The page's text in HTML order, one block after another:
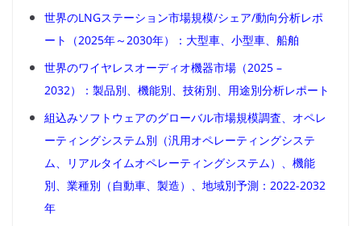
世界のLNGステーション市場規模/シェア/動向分析レポ
ート（2025年～2030年）：大型車、小型車、船舶
世界のワイヤレスオーディオ機器市場（2025 –
2032）：製品別、機能別、技術別、用途別分析レポート
組込みソフトウェアのグローバル市場規模調査、オペレ
ーティングシステム別（汎用オペレーティングシステ
ム、リアルタイムオペレーティングシステム）、機能
別、業種別（自動車、製造）、地域別予測：2022-2032
年